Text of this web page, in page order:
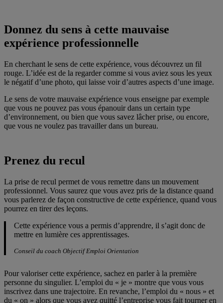
Donnez du sens à cette mauvaise
expérience professionnelle
En cherchant le sens de cette expérience, vous découvrez un fil
rouge. L’idée est de la regarder comme si vous aviez sous les yeux
le négatif d’une photo, qui laisse voir d’autres aspects d’une image.
Le sens de votre mauvaise expérience vous enseigne par exemple
que vous ne pouvez pas vous épanouir dans un certain type
d’environnement, ou bien que vous savez lâcher prise, ou encore,
que vous ne voulez pas travailler dans un bureau.
Prenez du recul
La prise de recul permet de vous remettre dans un mouvement
professionnel. Vous saurez que vous avez pris de la distance quand
vous parlerez de façon constructive de cette expérience, quand vous
pourrez en tirer des leçons.
Cette expérience vous a permis d’apprendre, il s’agit donc de
mettre en lumière ces apprentissages.
Conseil du coach Objectif Emploi Orientation
Pour valoriser cette expérience, sachez en parler à la première
personne du singulier. L’emploi du « je » montre que vous vous
inscrivez dans une trajectoire. En revanche, l’emploi du « nous » et
du « on » alors que vous avez quitté l’entreprise vous fait tourner en